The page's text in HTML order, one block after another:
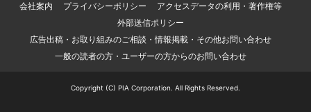
会社案内
プライバシーポリシー
アクセスデータの利用・著作権等
外部送信ポリシー
広告出稿・お取り組みのご相談・情報掲載・その他お問い合わせ
一般の読者の方・ユーザーの方からのお問い合わせ
Copyright (C) PIA Corporation. All Rights Reserved.